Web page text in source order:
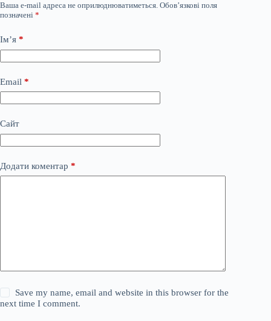
Ваша e-mail адреса не оприлюднюватиметься. Обов’язкові поля
позначені *
Ім’я *
Email *
Сайт
Додати коментар *
Save my name, email and website in this browser for the
next time I comment.